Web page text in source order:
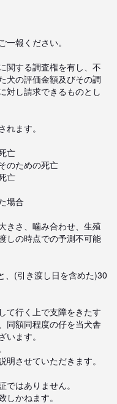
報ください。
関する調査権を有し、不
犬の評価金額及びその調
対し請求できるものとし
ます。
亡
のための死亡
亡
場合
きさ、噛み合わせ、生殖
しの時点での予測不可能
、(引き渡し日を含めた)30
て行く上で支障をきたす
同額同程度の仔を当犬舎
ます。
させていただきます。
はありません。
かねます。